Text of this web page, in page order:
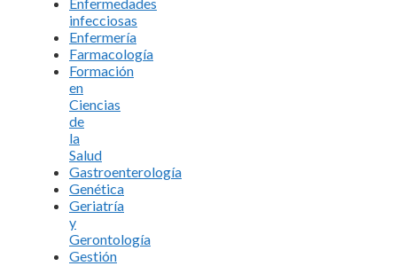
infecciosas
Enfermería
Farmacología
Formación
en
Ciencias
de
la
Salud
Gastroenterología
Genética
Geriatría
y
Gerontología
Gestión